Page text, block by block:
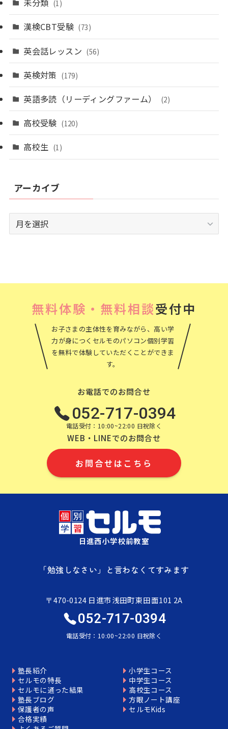
未分類 (1)
漢検CBT受験 (73)
英会話レッスン (56)
英検対策 (179)
英語多読（リーディングファーム） (2)
高校受験 (120)
高校生 (1)
アーカイブ
ー
無料体験・無料相談受付中
お子さまの主体性を育みながら、高い学
力が身につくセルモのパソコン個別学習
を無料で体験していただくことができま
す。
お電話でのお問合せ
052-717-0394
電話受付：10:00~22:00 日祝除く
WEB・LINEでのお問合せ
お問合せはこちら
日進西小学校前教室
「勉強しなさい」と言わなくてすみます
〒470-0124 日進市浅田町東田面101 2A
052-717-0394
電話受付：10:00~22:00 日祝除く
塾長紹介
セルモの特長
セルモに通った結果
塾長ブログ
保護者の声
合格実績
小学生コース
中学生コース
高校生コース
方眼ノート講座
セルモKids